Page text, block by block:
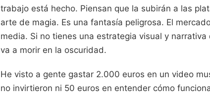
trabajo está hecho. Piensan que la subirán a las
arte de magia. Es una fantasía peligrosa. El
media. Si no tienes una estrategia visual y
va a morir en la oscuridad.
He visto a gente gastar 2.000 euros en un video
no invirtieron ni 50 euros en entender cómo